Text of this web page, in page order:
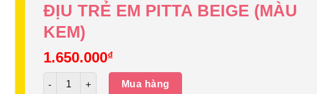
ĐỊU TRẺ EM PITTA BEIGE (MÀU
KEM)
1.650.000₫
Số lượng
Mua hàng